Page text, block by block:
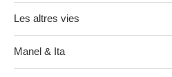
Les altres vies
Manel & Ita